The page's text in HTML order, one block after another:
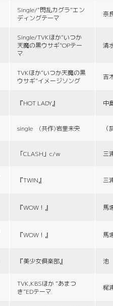
Single/“閃乱カグラ”エン
ディングテーマ
奈
Single/TVKほか“いつか
天魔の黒ウサギ”OPテー
マ
清
TVKほか“いつか天魔の黒
ウサギ”イメージソング
吉
『HOT LADY』 中
single (共作)岩里未央
「CLASH」c/w 三
『TWIN』 三
『WOW！』 馬
『WOW！』 馬
『美少女倶楽部』 池
TVK,KBSほか “あまつ
き”EDテーマ
梶